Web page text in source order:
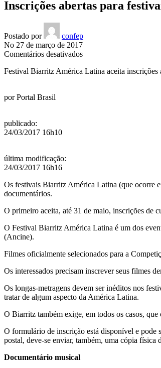
Inscrições abertas para
Postado por
confep
No 27 de março de 2017
Comentários desativadosem
abertas
Festival Biarritz América Latina aceita inscrições
porPortal Brasil
publicado:
24/03/2017 16h10
última modificação:
24/03/2017 16h16
Os festivais Biarritz América Latina (que ocorre
documentários.
O primeiro aceita, até 31 de maio, inscrições de
O Festival Biarritz América Latina é um dos
(Ancine).
Filmes oficialmente selecionados para a
Os interessados precisam inscrever seus filmes
Os longas-metragens devem ser inéditos nos
tratar de algum aspecto da América Latina.
O Biarritz também exige, em todos os casos,
O formulário de inscrição está disponível e pode
postal, deve-se enviar, também, uma cópia
Documentário musical